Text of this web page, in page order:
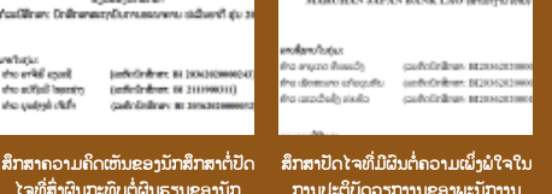
ສຶກສາຄວາມຄິດເຫັນຂອງນັກສຶກສາຕໍ່ປັດ
ໄຈທີ່ສົ່ງຜົນກະທົບຕໍ່ຜົນຮຽນຂອງນັກ
ສຶກສາປັດໄຈທີ່ມີຜົນຕໍ່ຄວາມເພິ່ງພໍໃຈໃນ
ການປະຕິບັດວຽກງານຂອງພະນັກງານ